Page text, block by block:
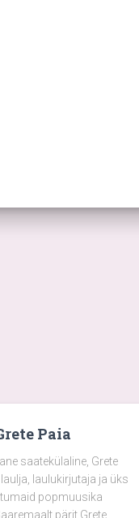
Paia
saatekülaline, Grete
laulukirjutaja ja üks
popmuusika
pärit Grete